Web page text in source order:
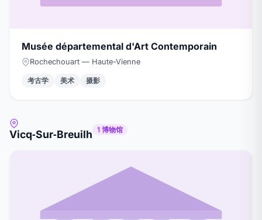
Musée départemental d'Art Contemporain
Rochechouart — Haute-Vienne
考古学 美术 摄影
Vicq‑Sur‑Breuilh 1 博物馆